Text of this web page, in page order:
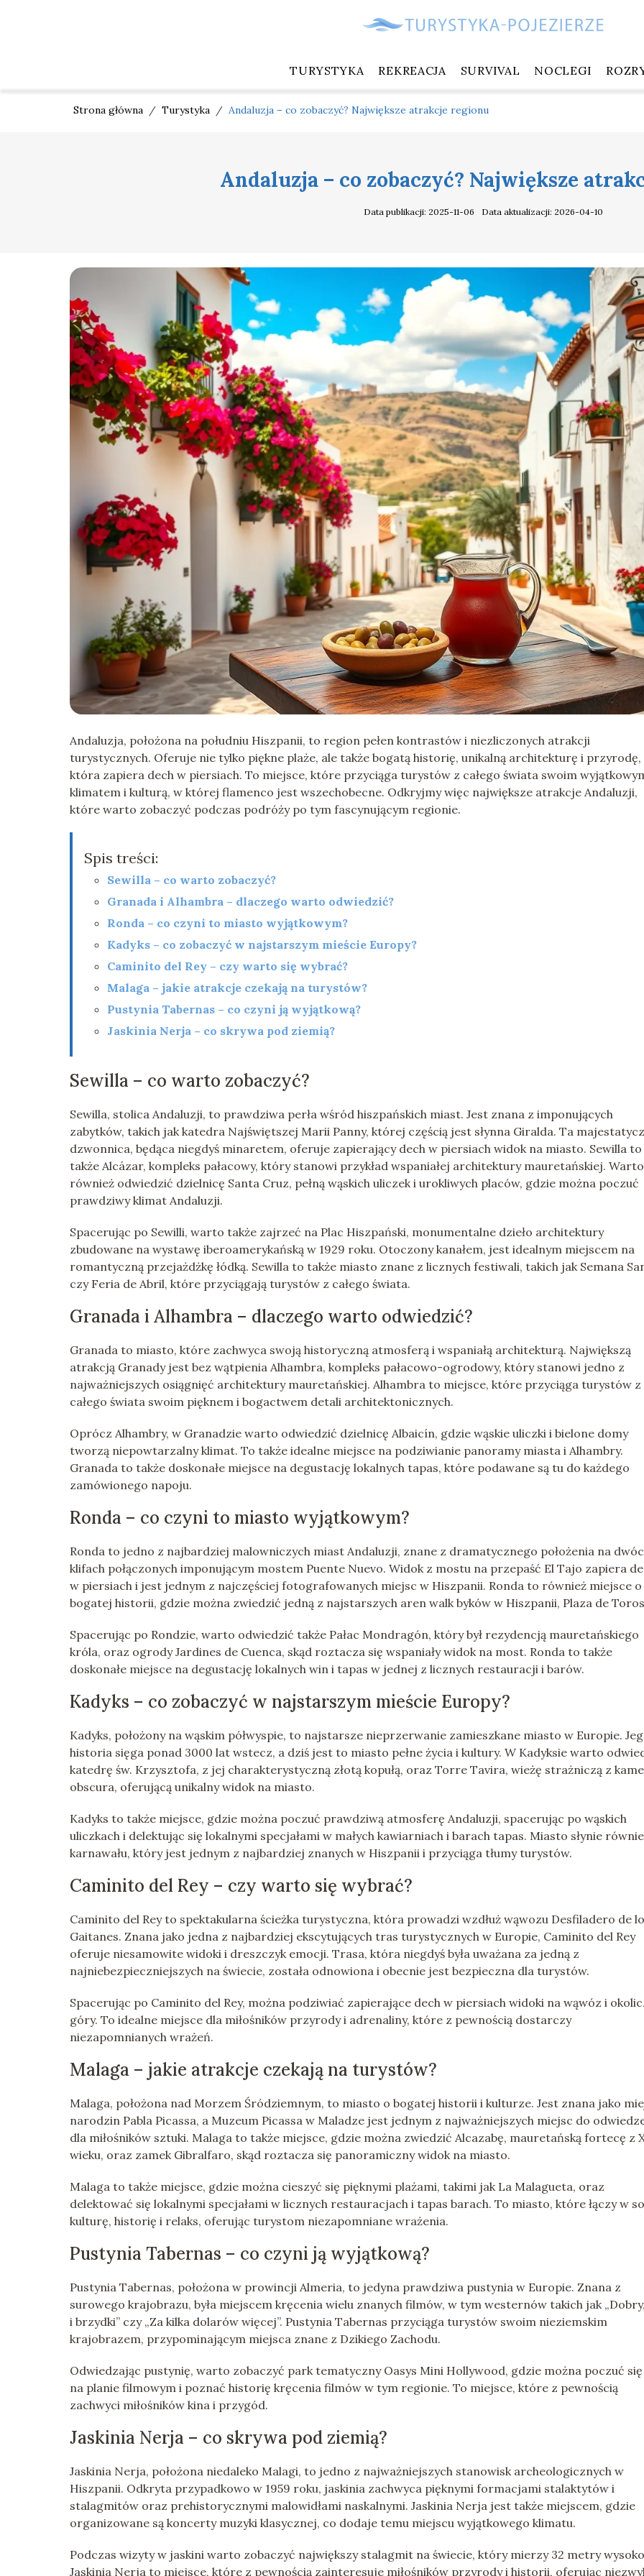
TURYSTYKA REKREACJA SURVIVAL NOCLEGI
Strona główna / Turystyka / Andaluzja – co zobaczyć? Największe atrakcje regionu
Andaluzja – co zobaczyć? Największe
Data publikacji: 2025-11-06 Data aktualizacji: 2026-04-10
Andaluzja, położona na południu Hiszpanii, to region pełen kontrastów i niezliczonych atrakcji
turystycznych. Oferuje nie tylko piękne plaże, ale także bogatą historię, unikalną architekturę i przyrodę,
która zapiera dech w piersiach. To miejsce, które przyciąga turystów z całego świata swoim
klimatem i kulturą, w której flamenco jest wszechobecne. Odkryjmy więc największe atrakcje Andaluzji,
które warto zobaczyć podczas podróży po tym fascynującym regionie.
Spis treści:
Sewilla – co warto zobaczyć?
Granada i Alhambra – dlaczego warto odwiedzić?
Ronda – co czyni to miasto wyjątkowym?
Kadyks – co zobaczyć w najstarszym mieście Europy?
Caminito del Rey – czy warto się wybrać?
Malaga – jakie atrakcje czekają na turystów?
Pustynia Tabernas – co czyni ją wyjątkową?
Jaskinia Nerja – co skrywa pod ziemią?
Sewilla – co warto zobaczyć?
Sewilla, stolica Andaluzji, to prawdziwa perła wśród hiszpańskich miast. Jest znana z imponujących
zabytków, takich jak katedra Najświętszej Marii Panny, której częścią jest słynna Giralda. Ta
dzwonnica, będąca niegdyś minaretem, oferuje zapierający dech w piersiach widok na miasto. Sewilla to
także Alcázar, kompleks pałacowy, który stanowi przykład wspaniałej architektury mauretańskiej. Warto
również odwiedzić dzielnicę Santa Cruz, pełną wąskich uliczek i urokliwych placów, gdzie można poczuć
prawdziwy klimat Andaluzji.
Spacerując po Sewilli, warto także zajrzeć na Plac Hiszpański, monumentalne dzieło architektury
zbudowane na wystawę iberoamerykańską w 1929 roku. Otoczony kanałem, jest idealnym miejscem na
romantyczną przejażdżkę łódką. Sewilla to także miasto znane z licznych festiwali, takich jak Semana
czy Feria de Abril, które przyciągają turystów z całego świata.
Granada i Alhambra – dlaczego warto odwiedzić?
Granada to miasto, które zachwyca swoją historyczną atmosferą i wspaniałą architekturą. Największą
atrakcją Granady jest bez wątpienia Alhambra, kompleks pałacowo-ogrodowy, który stanowi jedno z
najważniejszych osiągnięć architektury mauretańskiej. Alhambra to miejsce, które przyciąga turystów z
całego świata swoim pięknem i bogactwem detali architektonicznych.
Oprócz Alhambry, w Granadzie warto odwiedzić dzielnicę Albaicín, gdzie wąskie uliczki i bielone domy
tworzą niepowtarzalny klimat. To także idealne miejsce na podziwianie panoramy miasta i Alhambry.
Granada to także doskonałe miejsce na degustację lokalnych tapas, które podawane są tu do każdego
zamówionego napoju.
Ronda – co czyni to miasto wyjątkowym?
Ronda to jedno z najbardziej malowniczych miast Andaluzji, znane z dramatycznego położenia na
klifach połączonych imponującym mostem Puente Nuevo. Widok z mostu na przepaść El Tajo zapiera
w piersiach i jest jednym z najczęściej fotografowanych miejsc w Hiszpanii. Ronda to również miejsce o
bogatej historii, gdzie można zwiedzić jedną z najstarszych aren walk byków w Hiszpanii, Plaza de
Spacerując po Rondzie, warto odwiedzić także Pałac Mondragón, który był rezydencją mauretańskiego
króla, oraz ogrody Jardines de Cuenca, skąd roztacza się wspaniały widok na most. Ronda to także
doskonałe miejsce na degustację lokalnych win i tapas w jednej z licznych restauracji i barów.
Kadyks – co zobaczyć w najstarszym mieście Europy?
Kadyks, położony na wąskim półwyspie, to najstarsze nieprzerwanie zamieszkane miasto w Europie.
historia sięga ponad 3000 lat wstecz, a dziś jest to miasto pełne życia i kultury. W Kadyksie warto
katedrę św. Krzysztofa, z jej charakterystyczną złotą kopułą, oraz Torre Tavira, wieżę strażniczą z
obscura, oferującą unikalny widok na miasto.
Kadyks to także miejsce, gdzie można poczuć prawdziwą atmosferę Andaluzji, spacerując po wąskich
uliczkach i delektując się lokalnymi specjałami w małych kawiarniach i barach tapas. Miasto słynie
karnawału, który jest jednym z najbardziej znanych w Hiszpanii i przyciąga tłumy turystów.
Caminito del Rey – czy warto się wybrać?
Caminito del Rey to spektakularna ścieżka turystyczna, która prowadzi wzdłuż wąwozu Desfiladero de
Gaitanes. Znana jako jedna z najbardziej ekscytujących tras turystycznych w Europie, Caminito del Rey
oferuje niesamowite widoki i dreszczyk emocji. Trasa, która niegdyś była uważana za jedną z
najniebezpieczniejszych na świecie, została odnowiona i obecnie jest bezpieczna dla turystów.
Spacerując po Caminito del Rey, można podziwiać zapierające dech w piersiach widoki na wąwóz i
góry. To idealne miejsce dla miłośników przyrody i adrenaliny, które z pewnością dostarczy
niezapomnianych wrażeń.
Malaga – jakie atrakcje czekają na turystów?
Malaga, położona nad Morzem Śródziemnym, to miasto o bogatej historii i kulturze. Jest znana jako
narodzin Pabla Picassa, a Muzeum Picassa w Maladze jest jednym z najważniejszych miejsc do
dla miłośników sztuki. Malaga to także miejsce, gdzie można zwiedzić Alcazabę, mauretańską fortecę z
wieku, oraz zamek Gibralfaro, skąd roztacza się panoramiczny widok na miasto.
Malaga to także miejsce, gdzie można cieszyć się pięknymi plażami, takimi jak La Malagueta, oraz
delektować się lokalnymi specjałami w licznych restauracjach i tapas barach. To miasto, które łączy w
kulturę, historię i relaks, oferując turystom niezapomniane wrażenia.
Pustynia Tabernas – co czyni ją wyjątkową?
Pustynia Tabernas, położona w prowincji Almeria, to jedyna prawdziwa pustynia w Europie. Znana z
surowego krajobrazu, była miejscem kręcenia wielu znanych filmów, w tym westernów takich jak
i brzydki” czy „Za kilka dolarów więcej”. Pustynia Tabernas przyciąga turystów swoim nieziemskim
krajobrazem, przypominającym miejsca znane z Dzikiego Zachodu.
Odwiedzając pustynię, warto zobaczyć park tematyczny Oasys Mini Hollywood, gdzie można poczuć
na planie filmowym i poznać historię kręcenia filmów w tym regionie. To miejsce, które z pewnością
zachwyci miłośników kina i przygód.
Jaskinia Nerja – co skrywa pod ziemią?
Jaskinia Nerja, położona niedaleko Malagi, to jedno z najważniejszych stanowisk archeologicznych w
Hiszpanii. Odkryta przypadkowo w 1959 roku, jaskinia zachwyca pięknymi formacjami stalaktytów i
stalagmitów oraz prehistorycznymi malowidłami naskalnymi. Jaskinia Nerja jest także miejscem, gdzie
organizowane są koncerty muzyki klasycznej, co dodaje temu miejscu wyjątkowego klimatu.
Podczas wizyty w jaskini warto zobaczyć największy stalagmit na świecie, który mierzy 32 metry
Jaskinia Nerja to miejsce, które z pewnością zainteresuje miłośników przyrody i historii, oferując